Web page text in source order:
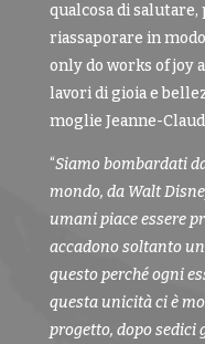
qualcosa di
riassaporare in
only do works of joy
lavori di gioia e
moglie Jeanne-
“Siamo bombardati
mondo, da Walt
umani piace essere
accadono soltanto
questo perché ogni
questa unicità ci è
progetto, dopo sedici